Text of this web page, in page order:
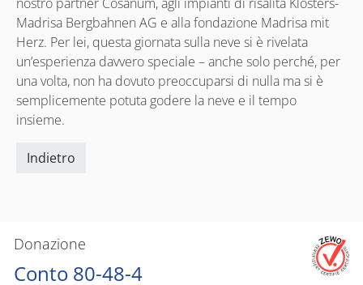
Donazione
Conto 80-48-4
Madrisa Bergbahnen AG e alla fondazione Madrisa mit
Herz. Per lei, questa giornata sulla neve si è rivelata
un’esperienza davvero speciale – anche solo perché, per
una volta, non ha dovuto preoccuparsi di nulla ma si è
semplicemente potuta godere la neve e il tempo
insieme.
Indietro